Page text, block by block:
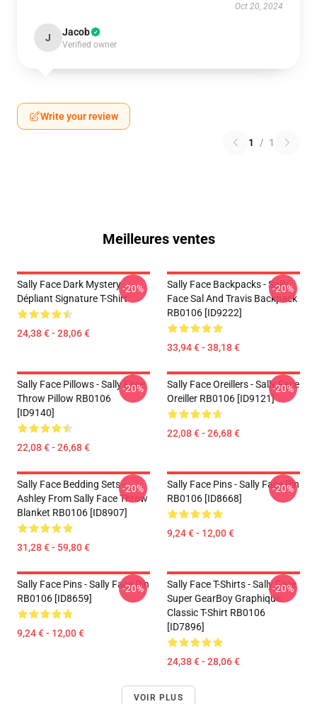
Oct 20, 2024
J Jacob
Verified owner
Write your review
1 / 1
Meilleures ventes
Sally Face Dark Mystery
Dépliant Signature T-Shirt
24,38 € - 28,06 €
-20%
Sally Face Backpacks - Sally
Face Sal And Travis Backpack
RB0106 [ID9222]
33,94 € - 38,18 €
-20%
Sally Face Pillows - Sally Face.
Throw Pillow RB0106
[ID9140]
22,08 € - 26,68 €
-20%
Sally Face Oreillers - Sally Face
Oreiller RB0106 [ID9121]
22,08 € - 26,68 €
-20%
Sally Face Bedding Sets -
Ashley From Sally Face Throw
Blanket RB0106 [ID8907]
31,28 € - 59,80 €
-20%
Sally Face Pins - Sally Face Pin
RB0106 [ID8668]
9,24 € - 12,00 €
-20%
Sally Face Pins - Sally Face Pin
RB0106 [ID8659]
9,24 € - 12,00 €
-20%
Sally Face T-Shirts - Sally Face
Super GearBoy Graphique
Classic T-Shirt RB0106
[ID7896]
24,38 € - 28,06 €
-20%
VOIR PLUS